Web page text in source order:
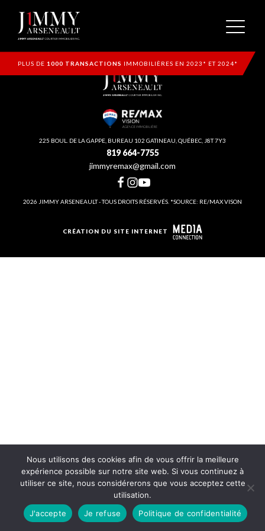
PLUS DE 1000 TRANSACTIONS IMMOBILIÈRES EN 2023* ET 2024*
225 BOUL. DE LA GAPPE, BUREAU 102 GATINEAU, QUÉBEC, J8T 7Y3
819 664-7755
jimmyremax@gmail.com
2026 JIMMY ARSENEAULT - TOUS DROITS RÉSERVÉS. *SOURCE: RE/MAX VISON
CRÉATION DU SITE INTERNET
Nous utilisons des cookies afin de vous offrir la meilleure
expérience possible sur notre site web. Si vous continuez à
utiliser ce site, nous considérerons que vous acceptez cette
utilisation.
J'accepte
Je refuse Politique de confidentialité